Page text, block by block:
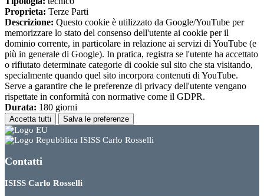
Proprieta: Terze Parti
Descrizione: Questo cookie è utilizzato da Google/YouTube per
memorizzare lo stato del consenso dell'utente ai cookie per il
dominio corrente, in particolare in relazione ai servizi di YouTube (e
più in generale di Google). In pratica, registra se l'utente ha accettato
o rifiutato determinate categorie di cookie sul sito che sta visitando,
specialmente quando quel sito incorpora contenuti di YouTube.
Serve a garantire che le preferenze di privacy dell'utente vengano
rispettate in conformità con normative come il GDPR.
Durata: 180 giorni
Accetta tutti Salva le preferenze
ISISS Carlo Rosselli
Contatti
ISISS Carlo Rosselli